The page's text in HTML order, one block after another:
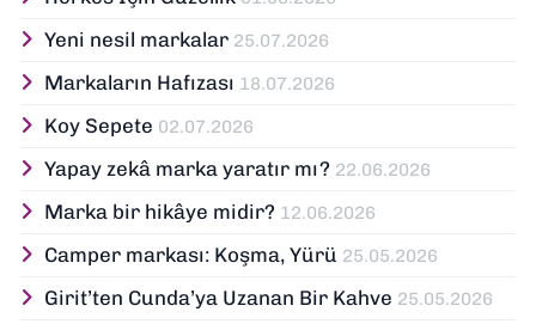
Yeni nesil markalar 25.07.2026
Markaların Hafızası 18.07.2026
Koy Sepete 02.07.2026
Yapay zekâ marka yaratır mı? 22.06.2026
Marka bir hikâye midir? 12.06.2026
Camper markası: Koşma, Yürü 25.05.2026
Girit’ten Cunda’ya Uzanan Bir Kahve 25.05.2026